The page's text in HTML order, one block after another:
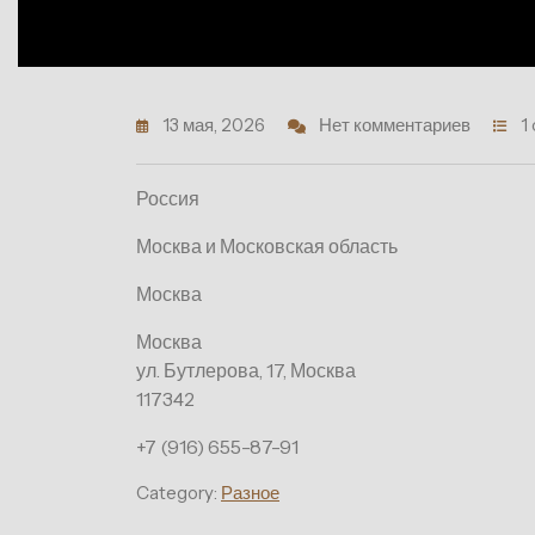
13 мая, 2026 Нет комментариев
Россия
Москва и Московская область
Москва
Москва
ул. Бутлерова, 17, Москва
117342
+7 (916) 655-87-91
Category: Разное